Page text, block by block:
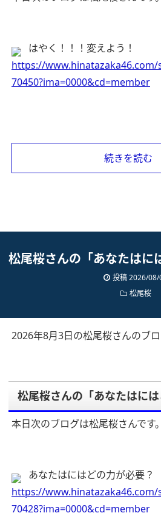
はやく！！！変えよう！
https://
70450?ima=0000&cd=member
続きを読む
松尾桜さんの「あなたはに
投稿 2026/08/
松尾桜
2026年8月3日の松尾桜さんのブ
松尾桜さんの「あなたはには
本日次のブログは松尾桜さんです。
あなたはにはどの力が必要？
https://
70428?ima=0000&cd=member